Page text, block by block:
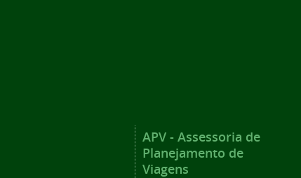
APV - Assessoria de
Planejamento de
Viagens